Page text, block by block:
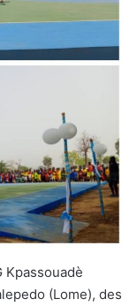
Kpassouadè
(Lome), des